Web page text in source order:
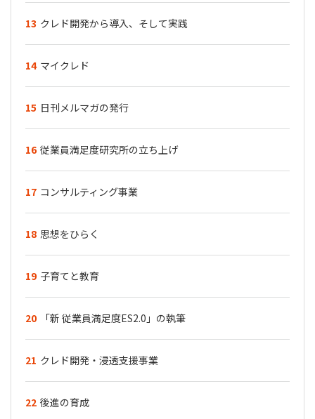
13 クレド開発から導入、そして実践
14 マイクレド
15 日刊メルマガの発行
16 従業員満足度研究所の立ち上げ
17 コンサルティング事業
18 思想をひらく
19 子育てと教育
20 「新 従業員満足度ES2.0」の執筆
21 クレド開発・浸透支援事業
22 後進の育成